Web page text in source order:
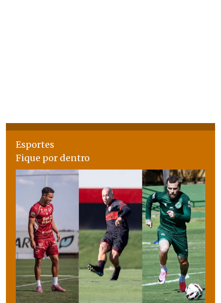
Esportes
Fique por dentro